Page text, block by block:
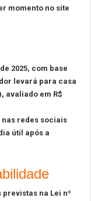
momento no site
2025, com base
levará para casa
avaliado em R$
redes sociais
útil após a
na Lei nº